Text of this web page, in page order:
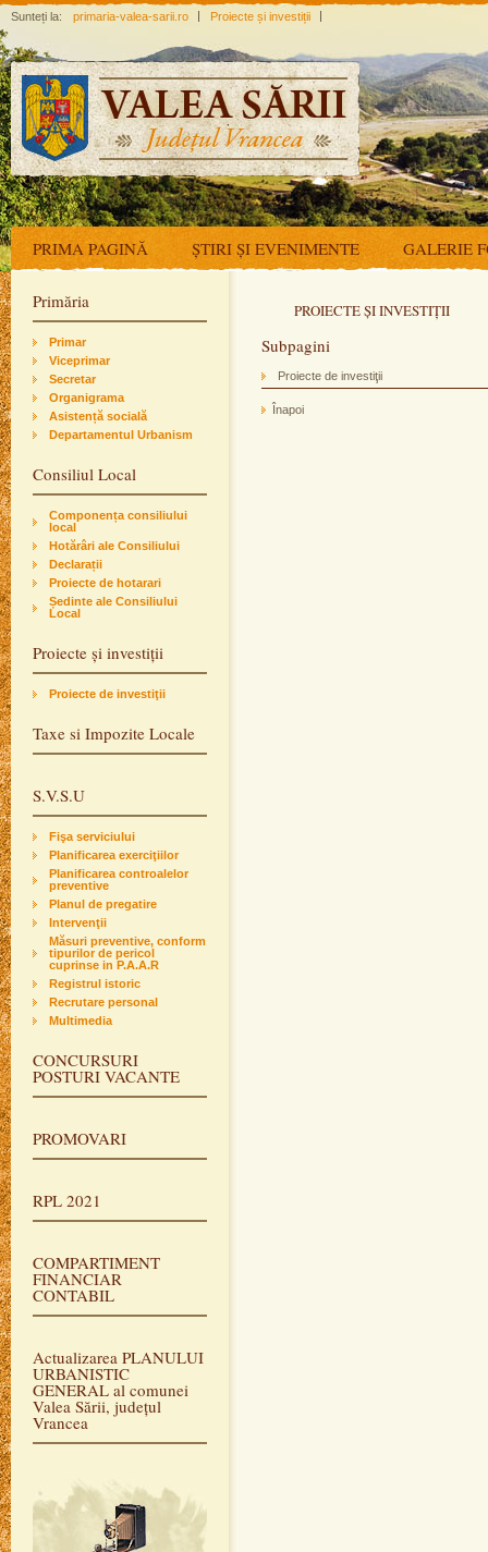
Sunteți la: primaria-valea-sarii.ro Proiecte și investiții
PRIMA PAGINĂ ȘTIRI ȘI EVENIMENTE GALERIE
Primăria
Primar
Viceprimar
Secretar
Organigrama
Asistență socială
Departamentul Urbanism
Consiliul Local
Componența consiliului
local
Hotărâri ale Consiliului
Declarații
Proiecte de hotarari
Ședinte ale Consiliului
Local
Proiecte și investiții
Proiecte de investiţii
Taxe si Impozite Locale
S.V.S.U
Fişa serviciului
Planificarea exerciţiilor
Planificarea controalelor
preventive
Planul de pregatire
Intervenţii
Măsuri preventive, conform
tipurilor de pericol
cuprinse in P.A.A.R
Registrul istoric
Recrutare personal
Multimedia
CONCURSURI
POSTURI VACANTE
PROMOVARI
RPL 2021
COMPARTIMENT
FINANCIAR
CONTABIL
Actualizarea PLANULUI
URBANISTIC
GENERAL al comunei
Valea Sării, județul
Vrancea
PROIECTE ȘI INVESTIȚII
Subpagini
Proiecte de investiţii
Înapoi